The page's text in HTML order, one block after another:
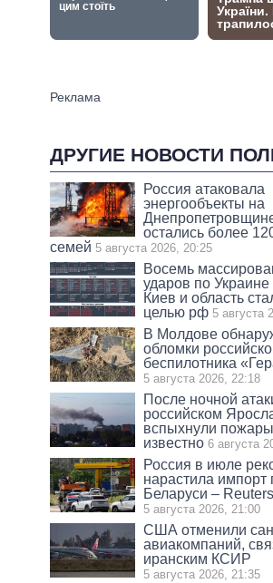
ДРУГИЕ НОВОСТИ
Россия атаковала
энергообъекты на
остались более
семей 5 августа 2026, 20:25
Восемь
ударов по Украине
Киев и область
целью рф 5 августа
В Молдове
обломки
беспилотника
5 августа 2026, 22:18
После ночной
российском
вспыхнули
известно 6 августа
Россия в июле
нарастила импорт
Беларуси – Reuters
5 августа 2026, 21:00
США отменили
авиакомпаний,
иранским КСИР
5 августа 2026, 21:35